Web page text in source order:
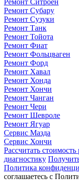
Ремонт Ситроен
Ремонт Субару
Ремонт Сузуки
Ремонт Танк
Ремонт Тойота
Ремонт Фиат
Ремонт Фольцваген
Ремонт Форд
Ремонт Хавал
Ремонт Хонда
Ремонт Хончи
Ремонт Чанган
Ремонт Чери
Ремонт Шевроле
Ремонт Ягуар
Сервис Мазда
Сервис Хончи
Рассчитать
диагностику
Политика
соглашаетесь с